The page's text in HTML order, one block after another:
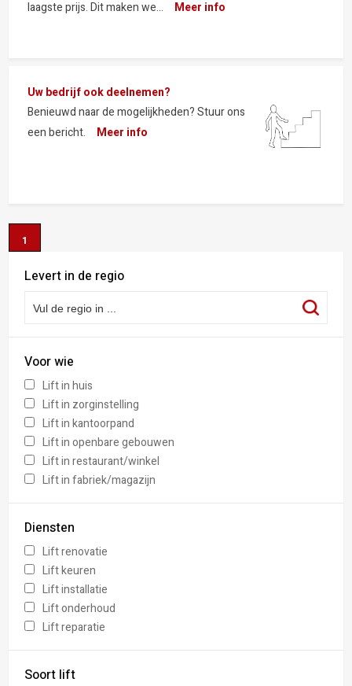
Levert in de regio
Vul de regio in ...
Voor wie
Lift in huis
Lift in zorginstelling
Lift in kantoorpand
Lift in openbare gebouwen
Lift in restaurant/winkel
Lift in fabriek/magazijn
Diensten
Lift renovatie
Lift keuren
Lift installatie
Lift onderhoud
Lift reparatie
Soort lift
laagste prijs. Dit maken we... Meer info
Uw bedrijf ook deelnemen?
Benieuwd naar de mogelijkheden? Stuur ons
een bericht.
Meer info
1